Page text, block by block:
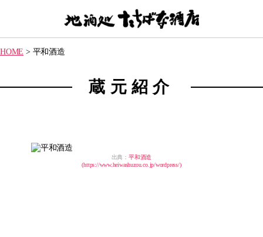
ば
な
HOME > 平和酒造
蔵元紹介
出典：平和酒造
(https://www.heiwashuzou.co.jp/wordpress/)